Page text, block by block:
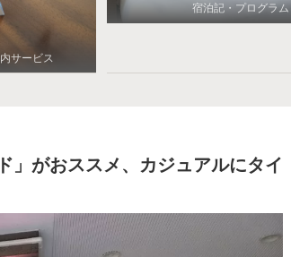
サービス
宿泊記・プログラム
」がおススメ、カジュアルにタイ